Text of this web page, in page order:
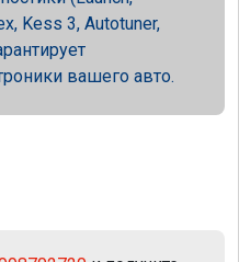
Kess 3, Autotuner,
вашего авто.